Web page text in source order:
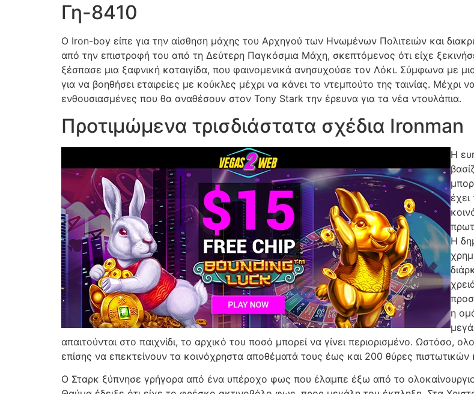
Γη-8410
Ο Iron-boy είπε για την αίσθηση μάχης του Αρχηγού των Ηνωμένων Πολιτειών και
από την επιστροφή του από τη Δεύτερη Παγκόσμια Μάχη, σκεπτόμενος ότι είχε
ξέσπασε μια ξαφνική καταιγίδα, που φαινομενικά ανησυχούσε τον Λόκι. Σύμφωνα με
για να βοηθήσει εταιρείες με κούκλες μέχρι να κάνει το ντεμπούτο της ταινίας. Μέχρι
ενθουσιασμένες που θα αναθέσουν στον Tony Stark την έρευνα για τα νέα ντουλάπια.
Προτιμώμενα τρισδιάστατα σχέδια Ironman
Η
Η
η
απαιτούνται στο παιχνίδι, το αρχικό του ποσό μπορεί να γίνει περιορισμένο. Ωστόσο,
επίσης να επεκτείνουν τα κοινόχρηστα αποθέματά τους έως και 200 ​​θύρες πιστωτικών
Ο Σταρκ ξύπνησε γρήγορα από ένα υπέροχο φως που έλαμπε έξω από το